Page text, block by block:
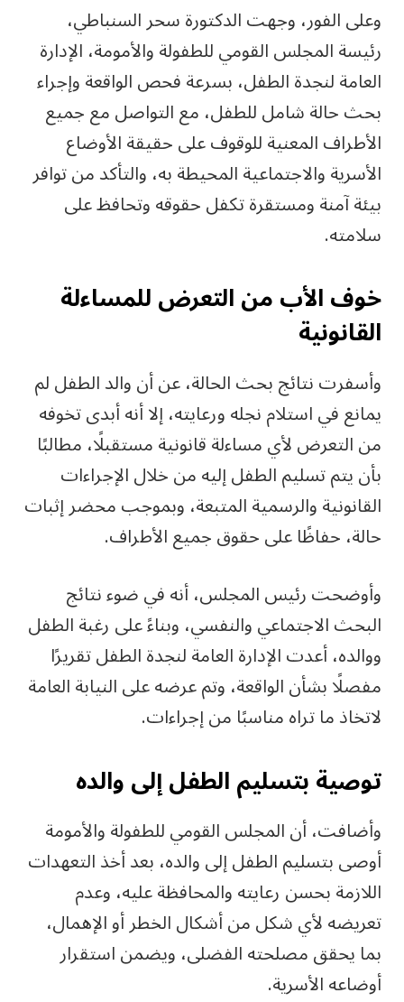
وعلى الفور، وجهت الدكتورة سحر السنباطي،
رئيسة المجلس القومي للطفولة والأمومة، الإدارة
العامة لنجدة الطفل، بسرعة فحص الواقعة وإجراء
بحث حالة شامل للطفل، مع التواصل مع جميع
الأطراف المعنية للوقوف على حقيقة الأوضاع
الأسرية والاجتماعية المحيطة به، والتأكد من توافر
بيئة آمنة ومستقرة تكفل حقوقه وتحافظ على
سلامته.
خوف الأب من التعرض للمساءلة
القانونية
وأسفرت نتائج بحث الحالة، عن أن والد الطفل لم
يمانع في استلام نجله ورعايته، إلا أنه أبدى تخوفه
من التعرض لأي مساءلة قانونية مستقبلًا، مطالبًا
بأن يتم تسليم الطفل إليه من خلال الإجراءات
القانونية والرسمية المتبعة، وبموجب محضر إثبات
حالة، حفاظًا على حقوق جميع الأطراف.
وأوضحت رئيس المجلس، أنه في ضوء نتائج
البحث الاجتماعي والنفسي، وبناءً على رغبة الطفل
ووالده، أعدت الإدارة العامة لنجدة الطفل تقريرًا
مفصلًا بشأن الواقعة، وتم عرضه على النيابة العامة
لاتخاذ ما تراه مناسبًا من إجراءات.
توصية بتسليم الطفل إلى والده
وأضافت، أن المجلس القومي للطفولة والأمومة
أوصى بتسليم الطفل إلى والده، بعد أخذ التعهدات
اللازمة بحسن رعايته والمحافظة عليه، وعدم
تعريضه لأي شكل من أشكال الخطر أو الإهمال،
بما يحقق مصلحته الفضلى، ويضمن استقرار
أوضاعه الأسرية.